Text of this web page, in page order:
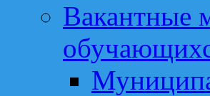
Вакантные